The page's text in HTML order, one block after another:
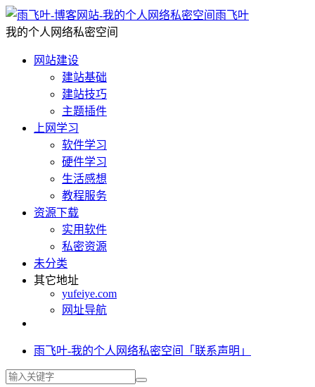
雨飞叶
我的个人网络私密空间
网站建设
建站基础
建站技巧
主题插件
上网学习
软件学习
硬件学习
生活感想
教程服务
资源下载
实用软件
私密资源
未分类
其它地址
yufeiye.com
网址导航
雨飞叶-我的个人网络私密空间「联系声明」